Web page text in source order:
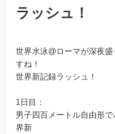
ラッシュ！
世界水泳@ローマが深夜
すね！
世界新記録ラッシュ！
1日目：
男子四百メートル自由形
界新